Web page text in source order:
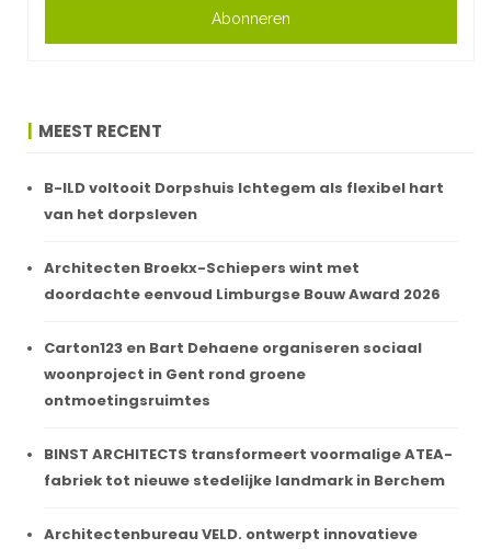
Abonneren
MEEST RECENT
B-ILD voltooit Dorpshuis Ichtegem als flexibel hart
van het dorpsleven
Architecten Broekx-Schiepers wint met
doordachte eenvoud Limburgse Bouw Award 2026
Carton123 en Bart Dehaene organiseren sociaal
woonproject in Gent rond groene
ontmoetingsruimtes
BINST ARCHITECTS transformeert voormalige ATEA-
fabriek tot nieuwe stedelijke landmark in Berchem
Architectenbureau VELD. ontwerpt innovatieve